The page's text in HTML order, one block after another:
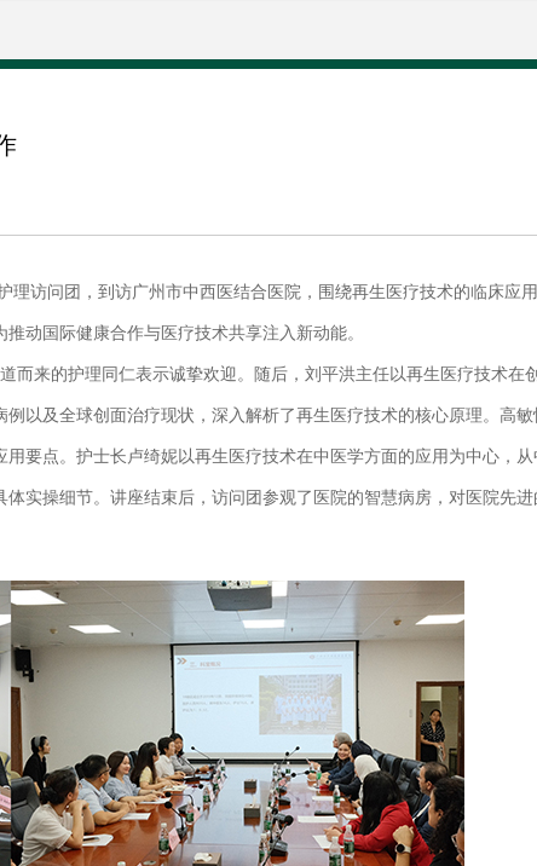
访问团，到访广州市中西医结合医院，围绕再生医疗技术的临床应
动国际健康合作与医疗技术共享注入新动能。​
来的护理同仁表示诚挚欢迎。随后，刘平洪主任以再生医疗技术在
以及全球创面治疗现状，深入解析了再生医疗技术的核心原理。高
要点。护士长卢绮妮以再生医疗技术在中医学方面的应用为中心，
实操细节。讲座结束后，访问团参观了医院的智慧病房，对医院先